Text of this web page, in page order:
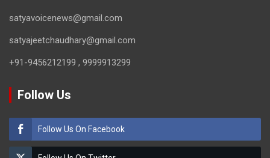
satyavoicenews@gmail.com
satyajeetchaudhary@gmail.com
+91-9456212199 , 9999913299
Follow Us
Follow Us On Facebook